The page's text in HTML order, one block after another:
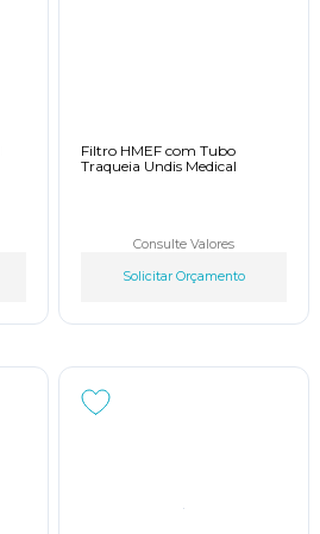
Filtro HMEF com Tubo
Traqueia Undis Medical
Consulte Valores
Solicitar Orçamento